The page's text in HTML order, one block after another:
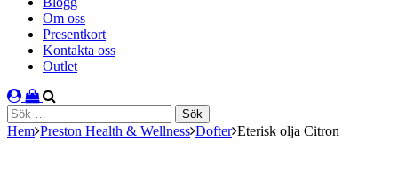
Om oss
Presentkort
Kontakta oss
Outlet
Sök
efter:
Hem Preston Health & Wellness Dofter Eterisk olja Citron